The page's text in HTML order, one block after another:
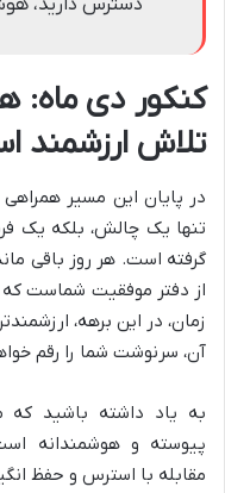
کنکور دی ماه:
تلاش ارزشمند
در پایان این مسیر
تنها یک چالش، بلکه یک
گرفته است. هر روز باقی
از دفتر موفقیت شماست که
زمان، در این برهه،
آن، سرنوشت شما را رقم
به یاد داشته باشید
پیوسته و هوشمندانه
مقابله با استرس و حفظ